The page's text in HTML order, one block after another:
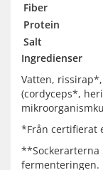
Fiber
Protein
Salt
Ingredienser
Vatten,
(cordyceps*,
*Från certifierat
fermenteringen.